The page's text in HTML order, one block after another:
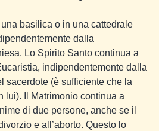
una basilica o in una cattedrale
dalla
Lo Spirito Santo continua a
indipendentemente dalla
sacerdote (è sufficiente che la
lui). Il Matrimonio continua a
di due persone, anche se il
e all’aborto. Questo lo